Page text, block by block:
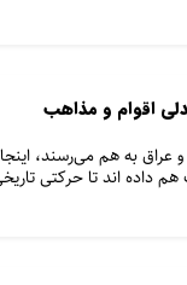
اقوام و مذاهب
و عراق به هم می‌رسند،
اند تا حرکتی